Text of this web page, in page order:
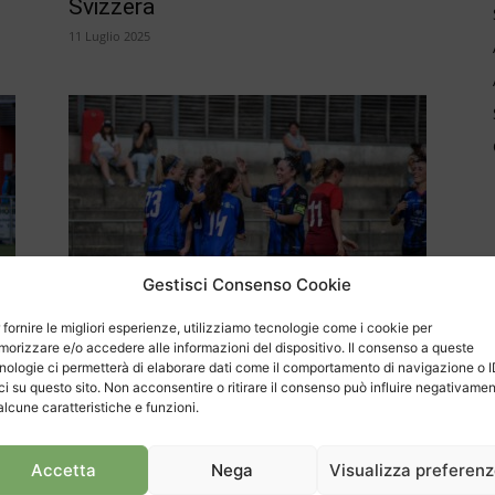
Gestisci Consenso Cookie
fornire le migliori esperienze, utilizziamo tecnologie come i cookie per
e/o accedere alle informazioni del dispositivo. Il consenso a queste
ci permetterà di elaborare dati come il comportamento di navigazione o
su questo sito. Non acconsentire o ritirare il consenso può influire
caratteristiche e funzioni.
Accetta Nega Visualizza
Svizzera
11 Luglio 2025
Balerna Femminile
13 Settembre 2024